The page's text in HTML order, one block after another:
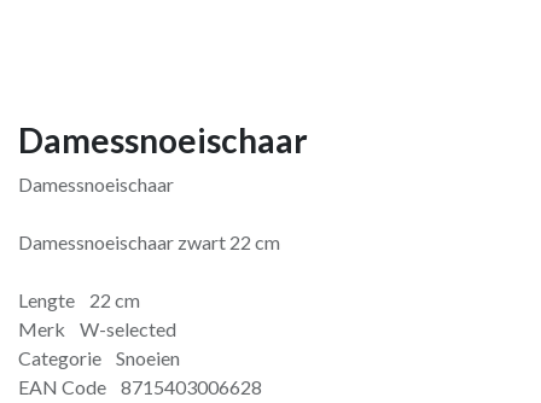
Damessnoeischaar
Damessnoeischaar
Damessnoeischaar zwart 22 cm
Lengte 22 cm
Merk W-selected
Categorie Snoeien
EAN Code 8715403006628